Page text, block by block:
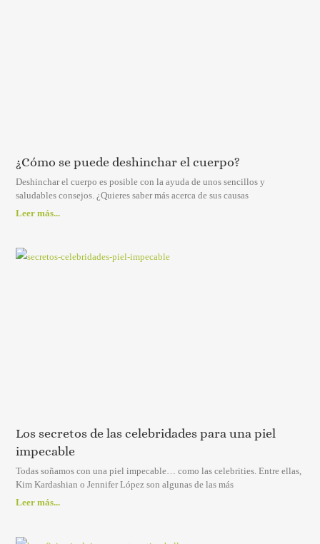
¿Cómo se puede deshinchar el cuerpo?
Deshinchar el cuerpo es posible con la ayuda de unos sencillos y
saludables consejos. ¿Quieres saber más acerca de sus causas
Leer más...
Los secretos de las celebridades para una piel
impecable
Todas soñamos con una piel impecable… como las celebrities. Entre ellas,
Kim Kardashian o Jennifer López son algunas de las más
Leer más...